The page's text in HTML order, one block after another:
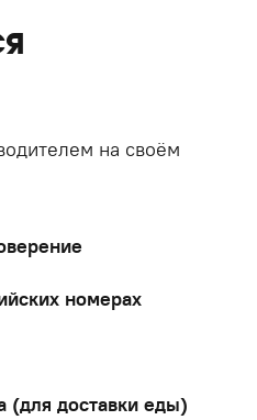
на своём
номерах
(для доставки еды)